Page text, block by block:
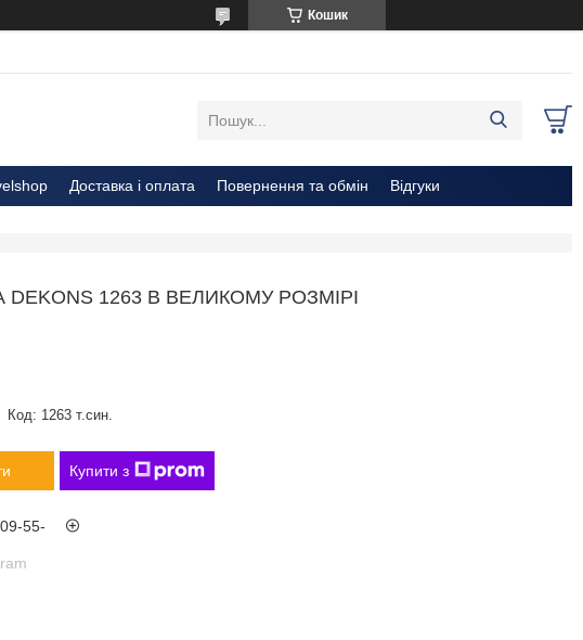
Кошик
Доставка і оплата Повернення та обмін Відгуки
1263 В ВЕЛИКОМУ РОЗМІРІ
Код: 1263 т.син.
Купити з
55-